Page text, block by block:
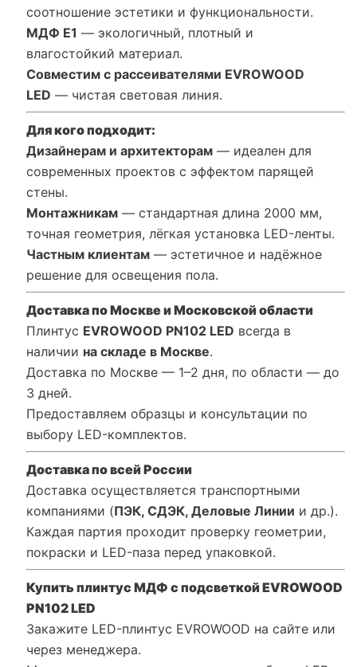
соотношение эстетики и функциональности.
МДФ Е1 — экологичный, плотный и
влагостойкий материал.
Совместим с рассеивателями EVROWOOD
LED — чистая световая линия.
Для кого подходит:
Дизайнерам и архитекторам — идеален для
современных проектов с эффектом парящей
стены.
Монтажникам — стандартная длина 2000 мм,
точная геометрия, лёгкая установка LED-ленты.
Частным клиентам — эстетичное и надёжное
решение для освещения пола.
Доставка по Москве и Московской области
Плинтус EVROWOOD PN102 LED всегда в
наличии на складе в Москве.
Доставка по Москве — 1–2 дня, по области — до
3 дней.
Предоставляем образцы и консультации по
выбору LED-комплектов.
Доставка по всей России
Доставка осуществляется транспортными
компаниями (ПЭК, СДЭК, Деловые Линии и др.).
Каждая партия проходит проверку геометрии,
покраски и LED-паза перед упаковкой.
Купить плинтус МДФ с подсветкой EVROWOOD
PN102 LED
Закажите LED-плинтус EVROWOOD на сайте или
через менеджера.